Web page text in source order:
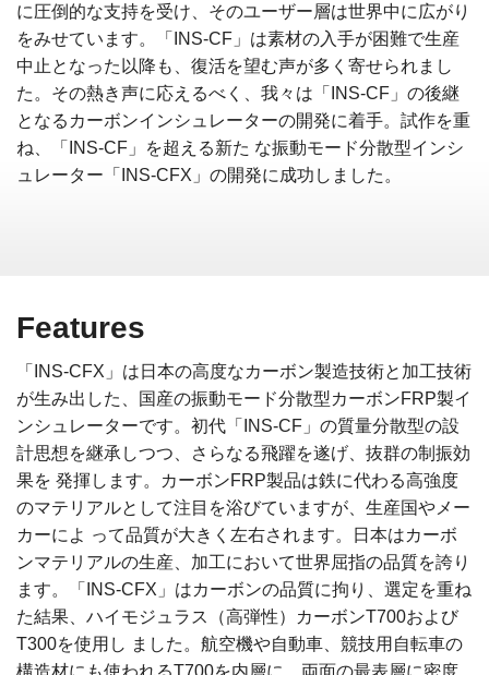
に圧倒的な支持を受け、そのユーザー層は世界中に広がり
をみせています。「INS-CF」は素材の入手が困難で生産
中止となった以降も、復活を望む声が多く寄せられまし
た。その熱き声に応えるべく、我々は「INS-CF」の後継
となるカーボンインシュレーターの開発に着手。試作を重
ね、「INS-CF」を超える新た な振動モード分散型インシ
ュレーター「INS-CFX」の開発に成功しました。
Features
「INS-CFX」は日本の高度なカーボン製造技術と加工技術
が生み出した、国産の振動モード分散型カーボンFRP製イ
ンシュレーターです。初代「INS-CF」の質量分散型の設
計思想を継承しつつ、さらなる飛躍を遂げ、抜群の制振効
果を 発揮します。カーボンFRP製品は鉄に代わる高強度
のマテリアルとして注目を浴びていますが、生産国やメー
カーによ って品質が大きく左右されます。日本はカーボ
ンマテリアルの生産、加工において世界屈指の品質を誇り
ます。「INS-CFX」はカーボンの品質に拘り、選定を重ね
た結果、ハイモジュラス（高弾性）カーボンT700および
T300を使用し ました。航空機や自動車、競技用自転車の
構造材にも使われるT700を内層に、両面の最表層に密度